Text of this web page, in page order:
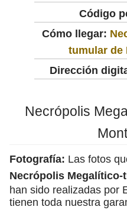
Código
Cómo llegar:
tumular de
Dirección
Necrópolis
Fotografía: Las fotos
Necrópolis Megalítico-
han sido realizadas por
tienen toda nuestra